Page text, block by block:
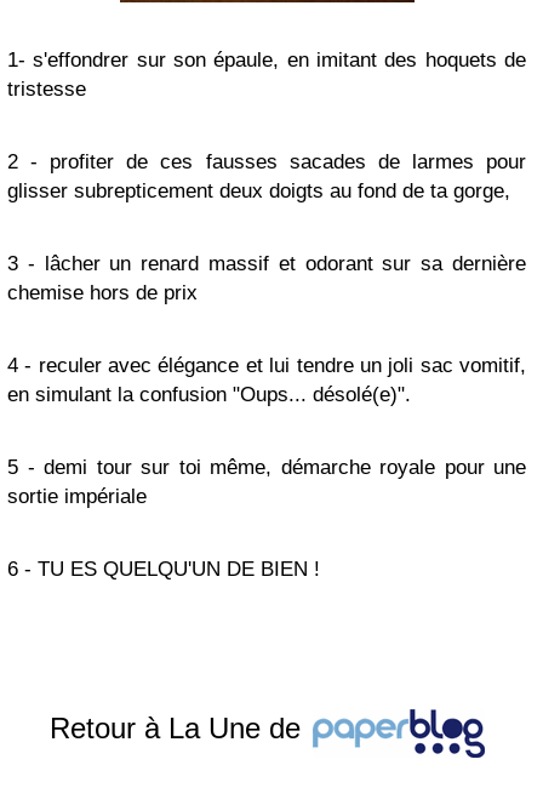
1- s'effondrer sur son épaule, en imitant des hoquets de
tristesse
2 - profiter de ces fausses sacades de larmes pour
glisser subrepticement deux doigts au fond de ta gorge,
3 - lâcher un renard massif et odorant sur sa dernière
chemise hors de prix
4 - reculer avec élégance et lui tendre un joli sac vomitif,
en simulant la confusion "Oups... désolé(e)".
5 - demi tour sur toi même, démarche royale pour une
sortie impériale
6 - TU ES QUELQU'UN DE BIEN !
Retour à La Une de